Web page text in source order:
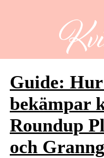
Guide:
bekämpar
Roundup
och